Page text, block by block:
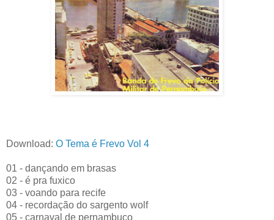
Download: O Tema é Frevo Vol 4
01 - dançando em brasas
02 - é pra fuxico
03 - voando para recife
04 - recordação do sargento wolf
05 - carnaval de pernambuco